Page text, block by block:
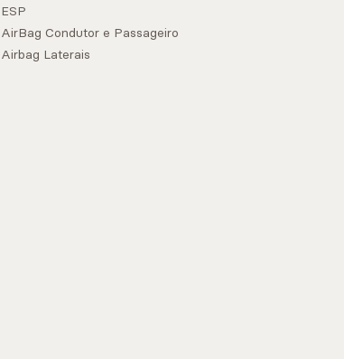
ESP
AirBag Condutor e Passageiro
Airbag Laterais